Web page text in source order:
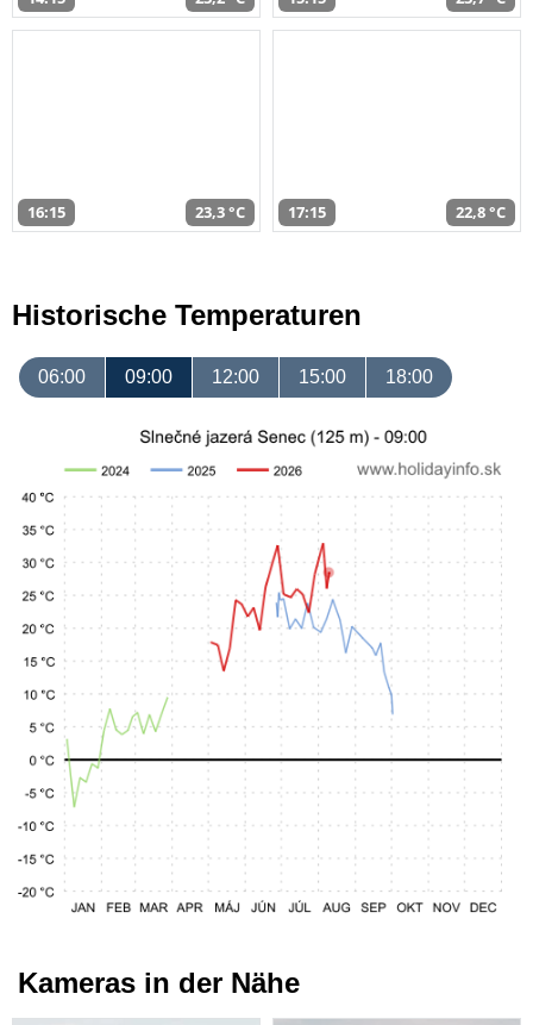
16:15 23,3 °C 17:15 22,8 °C
Historische Temperaturen
06:00 09:00 12:00 15:00 18:00
Kameras in der Nähe